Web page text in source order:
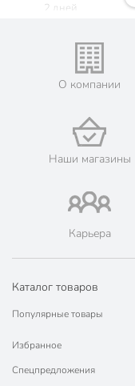
2 дней.
Жители
его онлайн на
Мы предлагаем
«уголь для
Жердевка,
Мучкапский,
Сатинка,
🛍 Скидки,
📜 Только
Порядок -
марок.
О компании
Наши магазины
Карьера
Каталог товаров
Популярные товары
Избранное
Спецпредложения